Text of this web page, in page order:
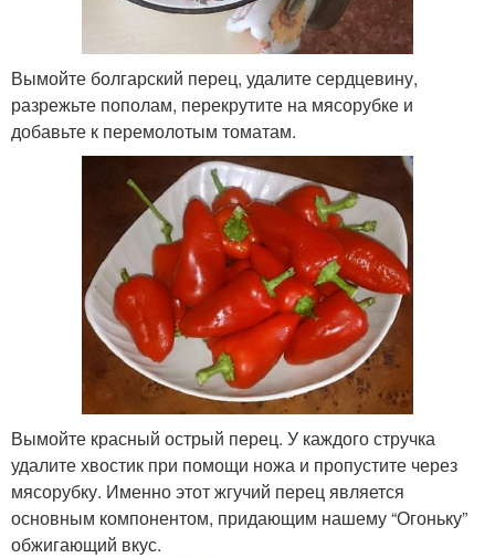
Вымойте болгарский перец, удалите сердцевину,
разрежьте пополам, перекрутите на мясорубке и
добавьте к перемолотым томатам.
Вымойте красный острый перец. У каждого стручка
удалите хвостик при помощи ножа и пропустите через
мясорубку. Именно этот жгучий перец является
основным компонентом, придающим нашему “Огоньку”
обжигающий вкус.